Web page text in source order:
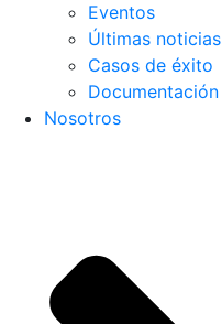
Eventos
Últimas noticias
Casos de éxito
Documentación
Nosotros